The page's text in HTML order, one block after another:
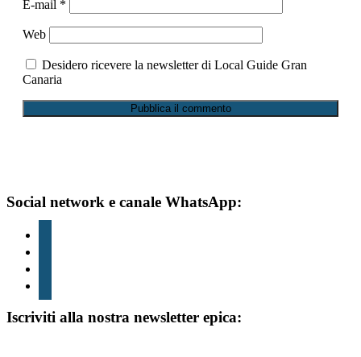
E-mail *
Web
Desidero ricevere la newsletter di Local Guide Gran
Canaria
footer
Social network e canale WhatsApp:
Iscriviti alla nostra newsletter epica: